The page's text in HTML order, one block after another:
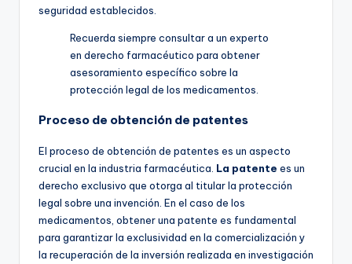
seguridad establecidos.
Recuerda siempre consultar a un experto
en derecho farmacéutico para obtener
asesoramiento específico sobre la
protección legal de los medicamentos.
Proceso de obtención de patentes
El proceso de obtención de patentes es un aspecto
crucial en la industria farmacéutica. La patente es un
derecho exclusivo que otorga al titular la protección
legal sobre una invención. En el caso de los
medicamentos, obtener una patente es fundamental
para garantizar la exclusividad en la comercialización y
la recuperación de la inversión realizada en investigación